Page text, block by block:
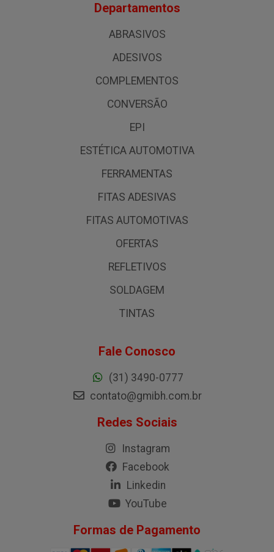
Departamentos
ABRASIVOS
ADESIVOS
COMPLEMENTOS
CONVERSÃO
EPI
ESTÉTICA AUTOMOTIVA
FERRAMENTAS
FITAS ADESIVAS
FITAS AUTOMOTIVAS
OFERTAS
REFLETIVOS
SOLDAGEM
TINTAS
Fale Conosco
(31) 3490-0777
contato@gmibh.com.br
Redes Sociais
Instagram
Facebook
Linkedin
YouTube
Formas de Pagamento